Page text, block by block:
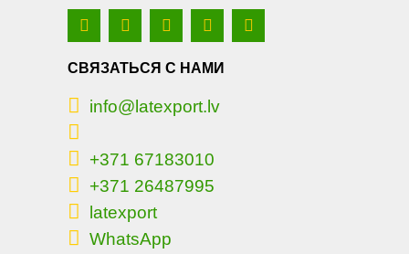
СВЯЗАТЬСЯ С НАМИ
info@latexport.lv
+371 67183010
+371 26487995
latexport
WhatsApp